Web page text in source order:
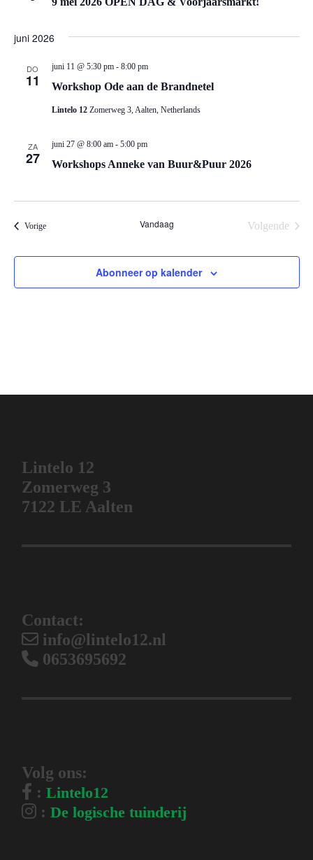
juni 2026
DO
11 Workshop Ode aan de Brandnetel
juni 11 @ 5:30 pm- 8:00 pm
Lintelo 12 Zomerweg 3, Aalten, Netherlands
ZA
27 Workshops Anneke van Buur&Puur 2026
juni 27 @ 8:00 am- 5:00 pm
VorigeEvenementen Vandaag
Volgende
Abonneer op kalender
Lintelo 12
Zomerweg 3
7122 LE Aalten
Contact:
info@lintelo12.nl
0653695692
Volg ons:
:Lintelo12
:De logische tuinderij